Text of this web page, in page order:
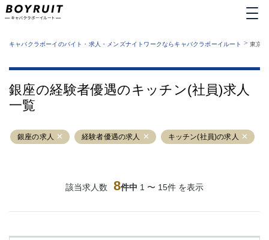
業種から探す
運営者情報
サイトマップ
キャバクラボーイのバイト・求人・メンズナイトワークならキャバクラボーイルート > 東京
銀座の経験者優遇のキッチン(社員)求人
一覧
銀座の求人 経験者優遇の求人 キッチン(社員)の求人
該当求人数 8件中 1 〜 15件 を表示
六本木
池袋
渋谷
大和
立川